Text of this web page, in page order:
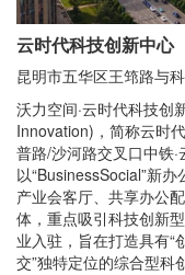
云时代科技创新中心
昆明市五华区王筇路与
沃力空间·云时代科技创
Innovation)，简称云时
普路/沙河路交叉口中铁
以“BusinessSocial”新
产业会客厅、共享办公
体，重点吸引科技创新
业入驻，旨在打造具有“
交”独特定位的综合型科